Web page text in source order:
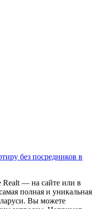
без посредников в
Realt — на сайте или в
полная и уникальная
Вы можете